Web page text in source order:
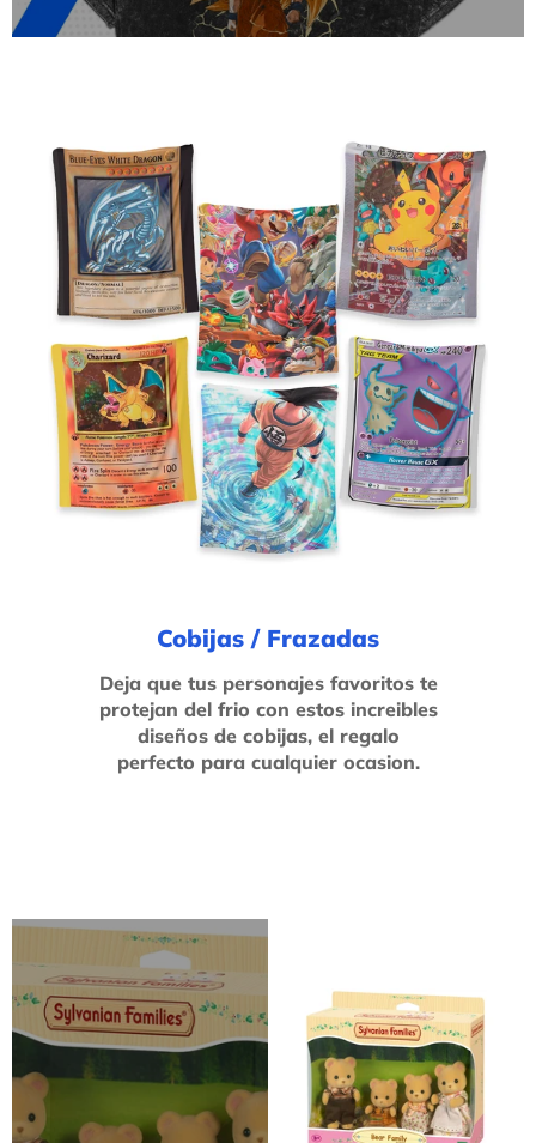
Cobijas / Frazadas
Deja que tus personajes favoritos te
protejan del frio con estos increibles
diseños de cobijas, el regalo
perfecto para cualquier ocasion.